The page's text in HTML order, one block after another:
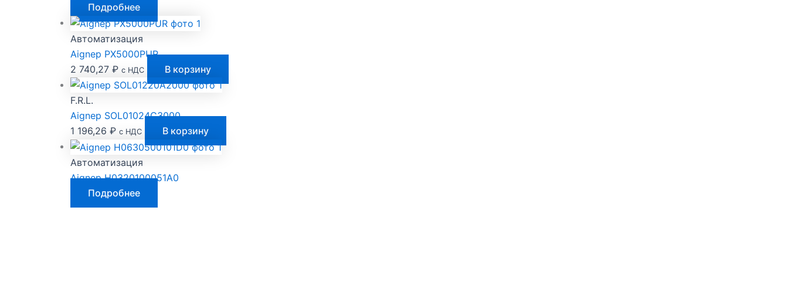
Подробнее
Автоматизация
Aignep PX5000PUR
2 740,27 ₽ с НДС В корзину
F.R.L.
Aignep SOL01024C3000
1 196,26 ₽ с НДС В корзину
Автоматизация
Aignep H0320100051A0
Подробнее